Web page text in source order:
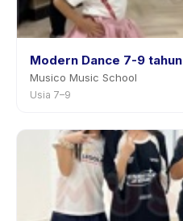
Modern Dance 7-9 tahun
Musico Music School
Usia 7–9